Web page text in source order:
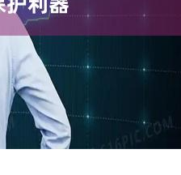
沪深300 4694.44